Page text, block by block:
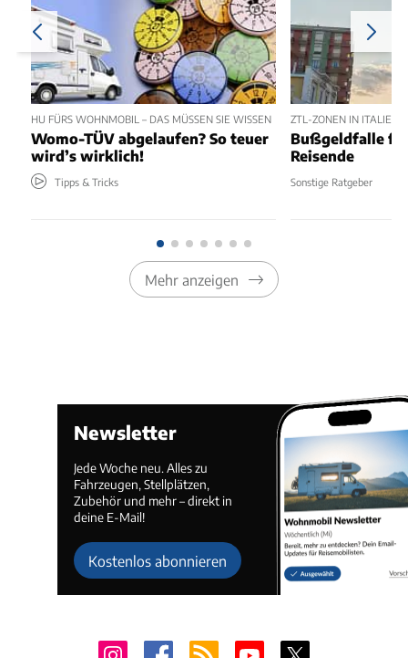
HU FÜRS WOHNMOBIL – DAS MÜSSEN SIE WISSEN
Womo-TÜV abgelaufen? So teuer
wird’s wirklich!
Tipps & Tricks
ZTL-ZONEN IN ITALIEN
Bußgeldfalle
Reisende
Sonstige Ratgeber
Mehr anzeigen
Newsletter
Jede Woche neu. Alles zu
Fahrzeugen, Stellplätzen,
Zubehör und mehr – direkt in
deine E-Mail!
Kostenlos abonnieren